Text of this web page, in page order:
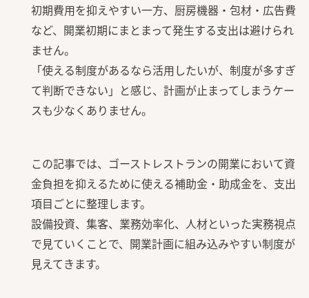
初期費用を抑えやすい一方、厨房機器・包材・広告費
など、開業初期にまとまって発生する支出は避けられ
ません。
「使える制度があるなら活用したいが、制度が多すぎ
て判断できない」と感じ、計画が止まってしまうケー
スも少なくありません。
この記事では、ゴーストレストランの開業において資
金負担を抑えるために使える補助金・助成金を、支出
項目ごとに整理します。
設備投資、集客、業務効率化、人材といった実務視点
で見ていくことで、開業計画に組み込みやすい制度が
見えてきます。